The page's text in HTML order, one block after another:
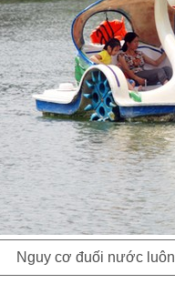
Nguy cơ đuối nước